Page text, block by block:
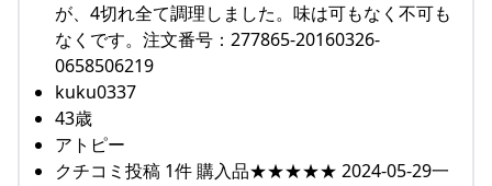
が、4切れ全て調理しました。味は可もなく不可も
なくです。注文番号：277865-20160326-
0658506219
kuku0337
43歳
アトピー
クチコミ投稿 1件 購入品★★★★★ 2024-05-29一